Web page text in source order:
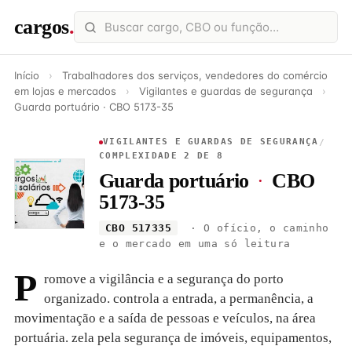
cargos.
Início ›
Trabalhadores dos serviços, vendedores do comércio
em lojas e mercados
› Vigilantes e guardas de segurança
›
Guarda portuário · CBO 5173-35
VIGILANTES E GUARDAS DE SEGURANÇA /
COMPLEXIDADE 2 DE 8
Guarda portuário · CBO
5173-35
CBO 517335
· O ofício, o caminho
e o mercado em uma só leitura
P romove a vigilância e a segurança do porto
organizado. controla a entrada, a permanência, a
movimentação e a saída de pessoas e veículos, na área
portuária. zela pela segurança de imóveis, equipamentos,